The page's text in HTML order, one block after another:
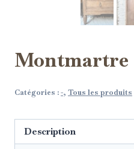
Montmartre
Catégories :-, Tous les produits
Description